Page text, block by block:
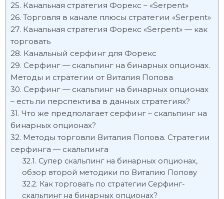
Канальная стратегия Форекс – «Serpent»
Торговля в канале плюсы стратегии «Serpent»
Канальная стратегия Форекс «Serpent» — как
торговать
Канальный серфинг для Форекс
Серфинг — скальпинг на бинарных опционах.
Методы и стратегии от Виталия Попова
Серфинг — скальпинг на бинарных опционах
– есть ли перспектива в данных стратегиях?
Что же предполагает серфинг – скальпинг на
бинарных опционах?
Методы торговли Виталия Попова. Стратегии
серфинга — скальпинга
Супер скальпинг на бинарных опционах,
обзор второй методики по Виталию Попову
Как торговать по стратегии Серфинг-
скальпинг на бинарных опционах?